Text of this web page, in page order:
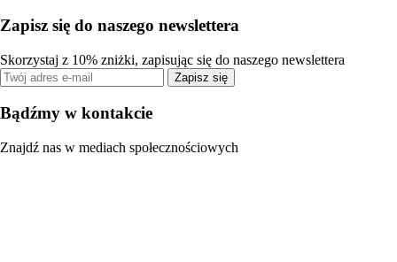
Zapisz się do naszego newslettera
Skorzystaj z 10% zniżki, zapisując się do naszego newslettera
Zapisz się
Bądźmy w kontakcie
Znajdź nas w mediach społecznościowych